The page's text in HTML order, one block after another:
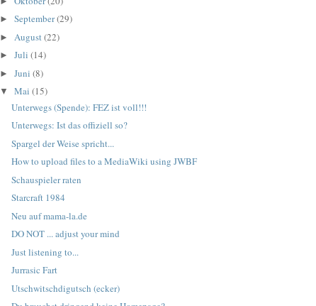
►September(29)
► August(22)
►Juli(14)
►Juni(8)
▼Mai(15)
Unterwegs (Spende): FEZ ist voll!!!
Unterwegs: Ist das offiziell so?
Spargel der Weise spricht...
How to upload files to a MediaWiki using JWBF
Schauspieler raten
Starcraft 1984
Neu auf mama-la.de
DO NOT ... adjust your mind
Just listening to...
Jurrasic Fart
Utschwitschdigutsch (ecker)